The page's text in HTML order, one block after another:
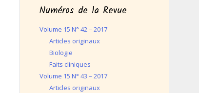
Numéros de la Revue
Volume 15 N° 42 – 2017
Articles originaux
Biologie
Faits cliniques
Volume 15 N° 43 – 2017
Articles originaux